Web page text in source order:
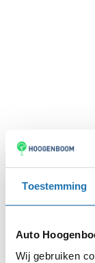
Toestemming
Auto
Wij gebruiken